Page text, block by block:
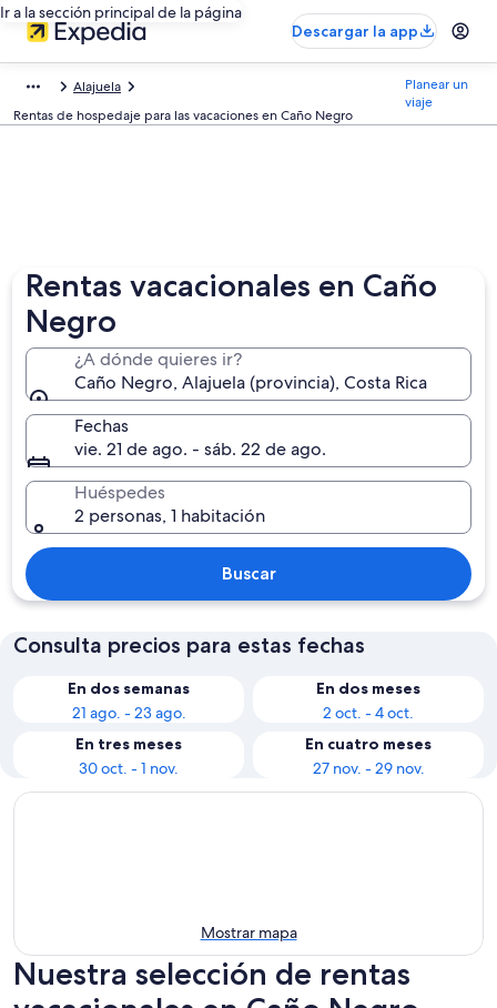
Ir a la sección principal de la página
Descargar la app
Alajuela
Rentas de hospedaje para las vacaciones en Caño Negro
Planear un
viaje
Rentas vacacionales en Caño
Negro
¿A dónde quieres ir?
Caño Negro, Alajuela (provincia), Costa Rica
Fechas
vie. 21 de ago. - sáb. 22 de ago.
Huéspedes
2 personas, 1 habitación
Buscar
Consulta precios para estas fechas
En dos semanas
21 ago. - 23 ago.
En dos meses
2 oct. - 4 oct.
En tres meses
30 oct. - 1 nov.
En cuatro meses
27 nov. - 29 nov.
Mostrar mapa
Nuestra selección de rentas